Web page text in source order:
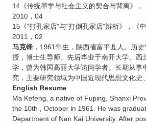
14《传统墨学与社会主义的契合与背离》，
2010，04
15《“打孔家店”与“打倒孔家店”辨析》，《
2011，02
马克锋 ，1961年生，陕西省富平县人。历
授，博士生导师。先后毕业于南开大学、西
学，曾为韩国高丽大学访问学者。长期从事
究，主要研究领域为中国近现代思想文化史
English Resume
Ma Kefeng, a native of Fuping, Shanxi
the 10th , October in 1961. He was
Department of Nan Kai University. After